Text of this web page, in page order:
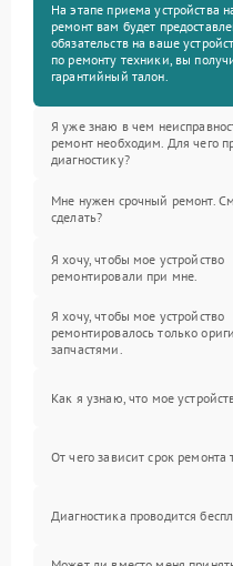
На этапе приема устройства
ремонт вам будет
обязательств на ваше
по ремонту техники, вы
гарантийный талон.
Я уже знаю в чем
ремонт необходим. Для чего
диагностику?
Мне нужен срочный ремонт.
сделать?
Я хочу, чтобы мое устройство
ремонтировали при мне.
Я хочу, чтобы мое устройство
ремонтировалось только
запчастями.
Как я узнаю, что мое
От чего зависит срок ремонта
Диагностика проводится